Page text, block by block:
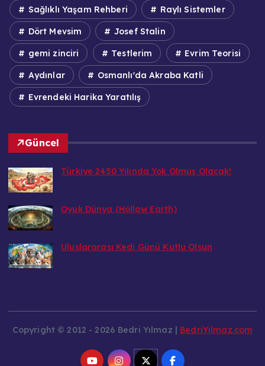
Sağlıklı Yaşam Rehberi Raylı Sistemler
Dört Mevsim Josef Stalin
gemi zinciri Testlerim Evrim Teorisi
Aydınlar Osmanlı'da Akraba Katli
Evrendeki Harika Yaratılış
Güncel
Türkiye 2450 Yılında Yok Olmuş Olacak!
Oyuk Dünya (Hollow Earth)
Uluslararası Kedi Günü Kutlu Olsun
Copyright © 2012 - 2026 Bedri Yılmaz | BedriYilmaz.com